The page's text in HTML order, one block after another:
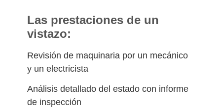
Las prestaciones de un
vistazo:
Revisión de maquinaria por un mecánico
y un electricista
Análisis detallado del estado con informe
de inspección